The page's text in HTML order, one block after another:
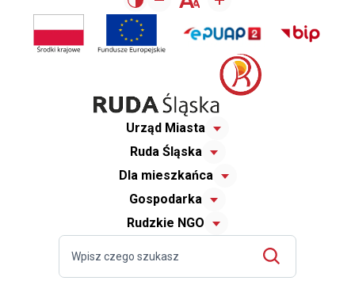
Urząd Miasta
Ruda Śląska
Dla mieszkańca
Gospodarka
Rudzkie NGO